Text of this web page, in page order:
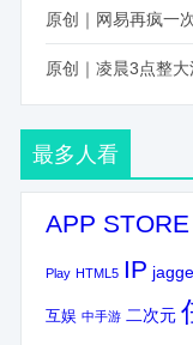
最多人看
APP STORE
Play HTML5 IP
互娱 中手游 二次元